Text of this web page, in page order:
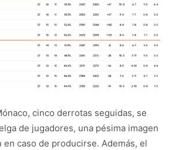
cinco derrotas seguidas, se
de jugadores, una pésima imagen
en caso de producirse. Además, el